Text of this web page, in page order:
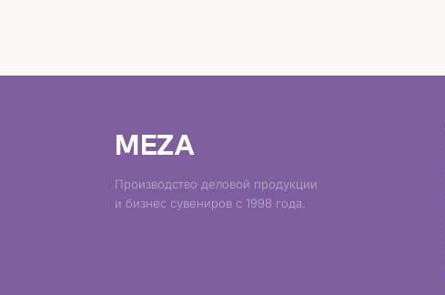
MEZA
Производство деловой продукции
и бизнес сувениров с 1998 года.